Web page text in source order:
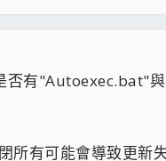
否有"Autoexec.bat"
有可能會導致更新